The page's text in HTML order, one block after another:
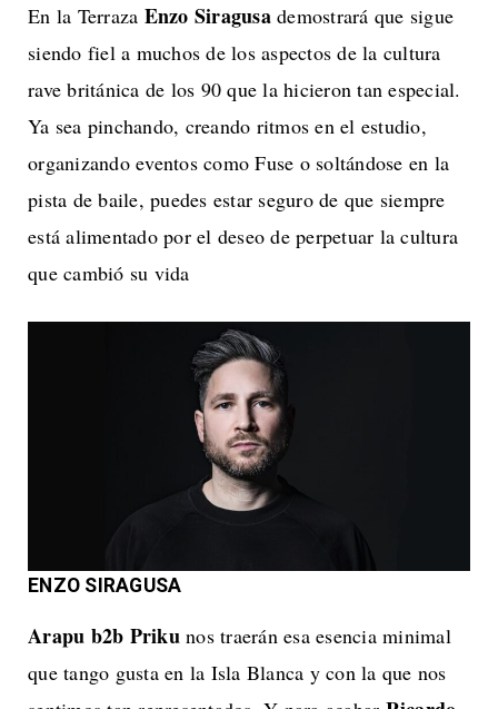
En la Terraza Enzo Siragusademostrará que sigue
siendo fiel a muchos de los aspectos de la cultura
rave británica de los 90 que la hicieron tan especial.
Ya sea pinchando, creando ritmos en el estudio,
organizando eventos como Fuse o soltándose en la
pista de baile, puedes estar seguro de que siempre
está alimentado por el deseo de perpetuar la cultura
que cambió su vida
ENZO SIRAGUSA
Arapu b2b Prikunos traerán esa esencia minimal
que tango gusta en la Isla Blanca y con la que nos